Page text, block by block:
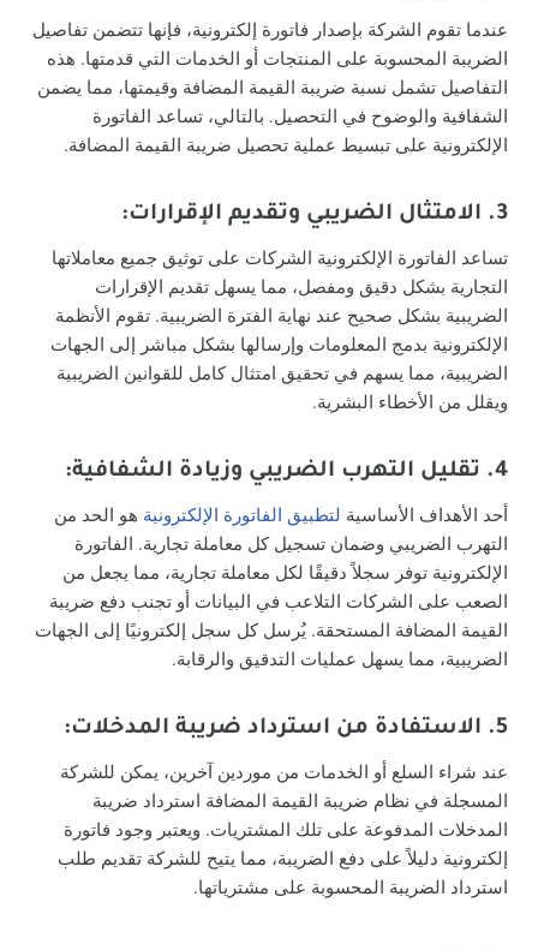
عندما تقوم الشركة بإصدار فاتورة إلكترونية، فإنها تتضمن تفاصيل
الضريبة المحسوبة على المنتجات أو الخدمات التي قدمتها. هذه
التفاصيل تشمل نسبة ضريبة القيمة المضافة وقيمتها، مما يضمن
الشفافية والوضوح في التحصيل. بالتالي، تساعد الفاتورة
الإلكترونية على تبسيط عملية تحصيل ضريبة القيمة المضافة.
3. الامتثال الضريبي وتقديم الإقرارات :
تساعد الفاتورة الإلكترونية الشركات على توثيق جميع معاملاتها
التجارية بشكل دقيق ومفصل، مما يسهل تقديم الإقرارات
الضريبية بشكل صحيح عند نهاية الفترة الضريبية. تقوم الأنظمة
الإلكترونية بدمج المعلومات وإرسالها بشكل مباشر إلى الجهات
الضريبية، مما يسهم في تحقيق امتثال كامل للقوانين الضريبية
ويقلل من الأخطاء البشرية.
4. تقليل التهرب الضريبي وزيادة الشفافية :
أحد الأهداف الأساسية لتطبيق الفاتورة الإلكترونية هو الحد من
التهرب الضريبي وضمان تسجيل كل معاملة تجارية. الفاتورة
الإلكترونية توفر سجلاً دقيقًا لكل معاملة تجارية، مما يجعل من
الصعب على الشركات التلاعب في البيانات أو تجنب دفع ضريبة
القيمة المضافة المستحقة. يُرسل كل سجل إلكترونيًا إلى الجهات
الضريبية، مما يسهل عمليات التدقيق والرقابة.
5. الاستفادة من استرداد ضريبة المدخلات :
عند شراء السلع أو الخدمات من موردين آخرين، يمكن للشركة
المسجلة في نظام ضريبة القيمة المضافة استرداد ضريبة
المدخلات المدفوعة على تلك المشتريات. ويعتبر وجود فاتورة
إلكترونية دليلاً على دفع الضريبة، مما يتيح للشركة تقديم طلب
استرداد الضريبة المحسوبة على مشترياتها.